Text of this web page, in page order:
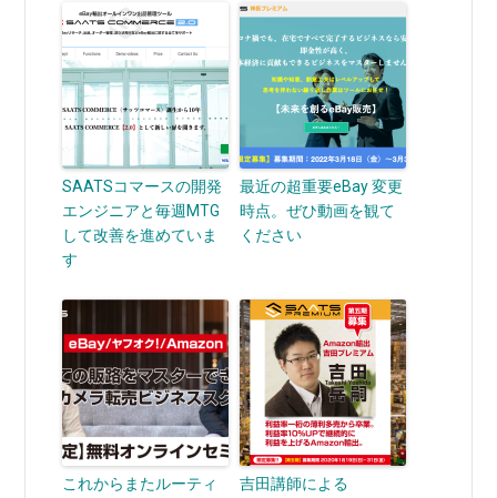
SAATSコマースの開発
エンジニアと毎週MTG
して改善を進めていま
す
最近の超重要eBay 変更
時点。ぜひ動画を観て
ください
これからまたルーティ
吉田講師による